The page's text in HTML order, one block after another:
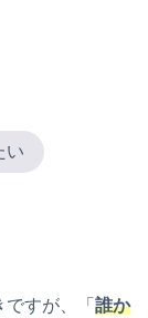
い
すが、「 誰か